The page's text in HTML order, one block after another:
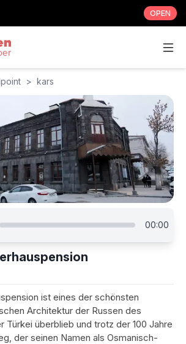
OPEN
> kars
00:00
ist eines der schönsten
Architektur der Russen des
Türkei überblieb und trotz der 100 Jahre
der seinen Namen als Osmanisch-